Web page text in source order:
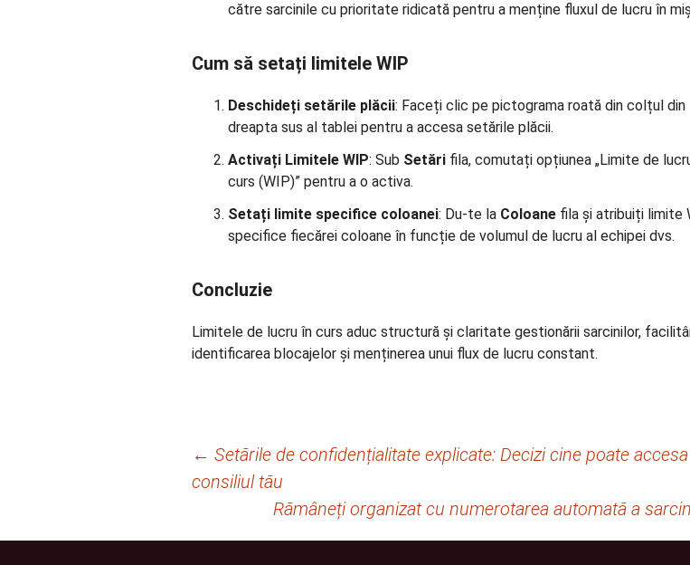
către sarcinile cu prioritate ridicată pentru a menține fluxul de lucru în
Cum să setați limitele WIP
Deschideți setările plăcii: Faceți clic pe pictograma roată din colțul din
dreapta sus al tablei pentru a accesa setările plăcii.
Activați Limitele WIP: Sub Setări fila, comutați opțiunea „Limite de
curs (WIP)” pentru a o activa.
Setați limite specifice coloanei: Du-te la Coloane fila și atribuiți limite
specifice fiecărei coloane în funcție de volumul de lucru al echipei dvs.
Concluzie
Limitele de lucru în curs aduc structură și claritate gestionării sarcinilor,
identificarea blocajelor și menținerea unui flux de lucru constant.
articole
← Setările de confidențialitate explicate: Decizi cine poate accesa
consiliul tău
Rămâneți organizat cu numerotarea automată a